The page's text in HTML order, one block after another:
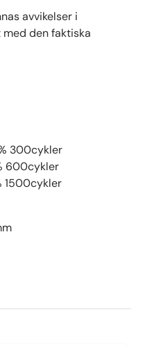
avvikelser i
den faktiska
300cykler
600cykler
1500cykler